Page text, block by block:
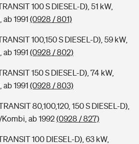
100 S DIESEL-D), 51 kW,
1991 (0928 / 801)
100,150 S DIESEL-D), 59 kW,
1991 (0928 / 802)
150 S DIESEL-D), 74 kW,
1991 (0928 / 803)
80,100,120, 150 S DIESEL-D),
ab 1992(0928 / 827)
100 DIESEL-D), 63 kW,